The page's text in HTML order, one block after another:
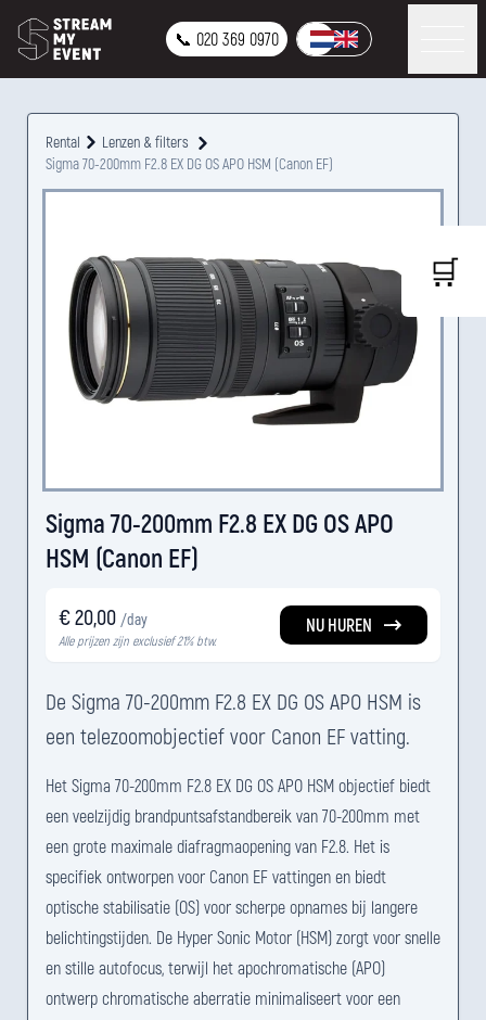
📞 020 369 0970
Rental
Lenzen & filters
Sigma 70-200mm F2.8 EX DG OS APO HSM (Canon EF)
Sigma 70-200mm F2.8 EX DG OS APO
HSM (Canon EF)
€ 20,00 /day
Alle prijzen zijn exclusief 21% btw.
NU HUREN
De Sigma 70-200mm F2.8 EX DG OS APO HSM is
een telezoomobjectief voor Canon EF vatting.
Het Sigma 70-200mm F2.8 EX DG OS APO HSM objectief biedt
een veelzijdig brandpuntsafstandbereik van 70-200mm met
een grote maximale diafragmaopening van F2.8. Het is
specifiek ontworpen voor Canon EF vattingen en biedt
optische stabilisatie (OS) voor scherpe opnames bij langere
belichtingstijden. De Hyper Sonic Motor (HSM) zorgt voor snelle
en stille autofocus, terwijl het apochromatische (APO)
ontwerp chromatische aberratie minimaliseert voor een
🛒